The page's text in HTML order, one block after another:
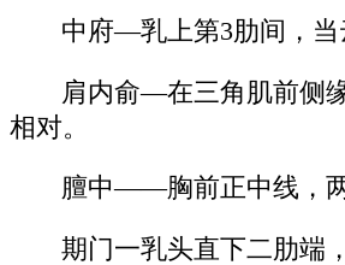
中府—乳上第3肋间，当
肩内俞—在三角肌前侧
相对。
膻中——胸前正中线，
期门一乳头直下二肋端